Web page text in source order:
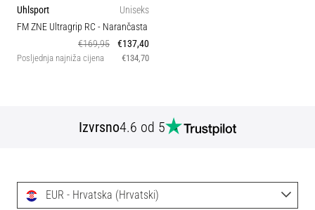
sve
Uhlsport
Uniseks
FM ZNE Ultragrip RC - Narančasta
€169,95
€137,40
Posljednja najniža cijena €134,70
Izvrsno4.6 od 5
EUR - Hrvatska (Hrvatski)